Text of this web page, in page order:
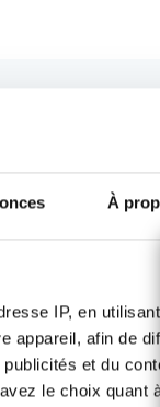
À
IP, en
afin de
et du
le choix quant